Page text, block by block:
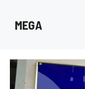
MEGA